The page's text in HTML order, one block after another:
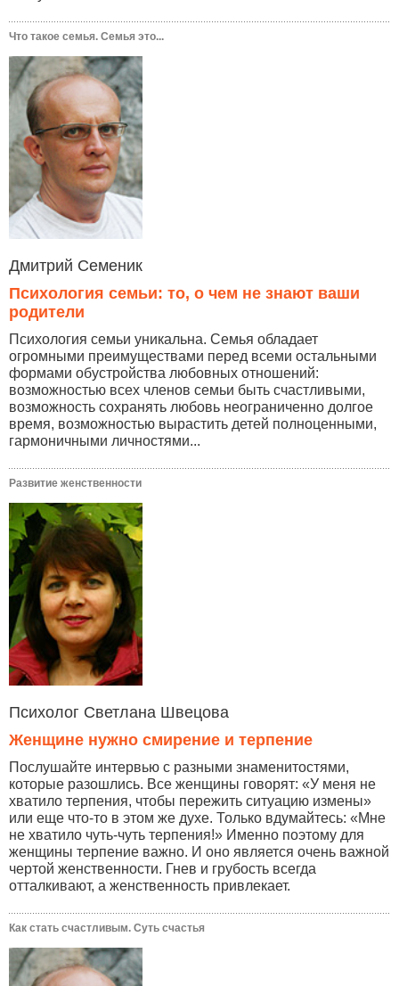
Что такое семья. Семья это...
Дмитрий Семеник
Психология семьи: то, о чем не знают ваши
родители
Психология семьи уникальна. Семья обладает
огромными преимуществами перед всеми остальными
формами обустройства любовных отношений:
возможностью всех членов семьи быть счастливыми,
возможность сохранять любовь неограниченно долгое
время, возможностью вырастить детей полноценными,
гармоничными личностями...
Развитие женственности
Психолог Светлана Швецова
Женщине нужно смирение и терпение
Послушайте интервью с разными знаменитостями,
которые разошлись. Все женщины говорят: «У меня не
хватило терпения, чтобы пережить ситуацию измены»
или еще что-то в этом же духе. Только вдумайтесь: «Мне
не хватило чуть-чуть терпения!» Именно поэтому для
женщины терпение важно. И оно является очень важной
чертой женственности. Гнев и грубость всегда
отталкивают, а женственность привлекает.
Как стать счастливым. Суть счастья